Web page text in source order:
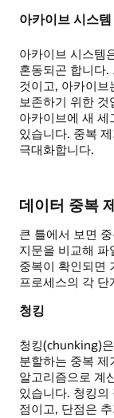
아카이브 시스템
아카이브 시스템
혼동되곤 합니다
것이고, 아카이
보존하기 위한
아카이브에 새
있습니다. 중복
극대화합니다.
데이터 중복
큰 틀에서 보면
지문을 비교해
중복이 확인되면
프로세스의 각
청킹
청킹(chunking)
분할하는 중복
알고리즘으로 계
있습니다. 청킹
점이고, 단점은